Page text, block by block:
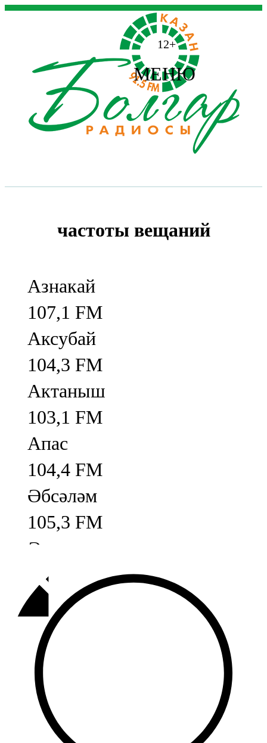
12+
МЕНЮ
частоты вещаний
Азнакай
107,1 FM
Аксубай
104,3 FM
Актаныш
103,1 FM
Апас
104,4 FM
Әбсәләм
105,3 FM
Әлмәт
92,9 FM
Базарлы матак
107,1 FM
Балык бистәсе
104,9 FM
Баулы
107,5 FM